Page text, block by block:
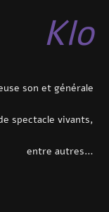
Klo
son et générale
spectacle vivants,
entre autres…